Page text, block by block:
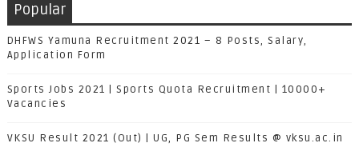
Popular
DHFWS Yamuna Recruitment 2021 – 8 Posts, Salary,
Application Form
Sports Jobs 2021 | Sports Quota Recruitment | 10000+
Vacancies
VKSU Result 2021 (Out) | UG, PG Sem Results @ vksu.ac.in